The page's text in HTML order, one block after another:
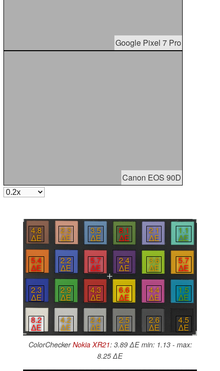
Google Pixel 7 Pro
Canon EOS 90D
4.8
∆E
2.3
∆E
3.5
∆E
8.1
∆E
2.1
∆E
1.1
∆E
5.4
∆E
2.2
∆E
5.7
∆E
2.4
∆E
3.6
∆E
5.7
∆E
2.3
∆E
2.9
∆E
4.3
∆E
6.6
∆E
4.4
∆E
1.5
∆E
8.2
∆E
4.2
∆E
2.4
∆E
2.5
∆E
2.6
∆E
4.5
∆E
ColorCheckerNokia XR21: 3.89 ∆E min: 1.13 - max:
8.25 ∆E